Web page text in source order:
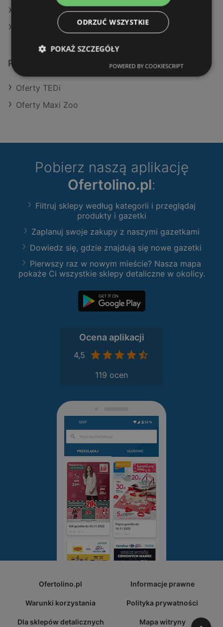
Aktualne gazetki TEDi
Sklepy Pepco w Międzyzdroje
Podobne sklepy detaliczne
Oferty TEDi
Oferty Maxi Zoo
Pobierz naszą aplikację
Ofertolino.pl:
Filtruj sklepy według kategorii i przeglądaj
produkty i gazetki
Zaplanuj swoje zakupy z naszymi gazetkami
Dowiedz się, gdzie znajdują się nowe gazetki
Pierwszy raz w nowym mieście? Nasza mapa
pokaże Ci wszystkie sklepy detaliczne w okolicy.
Ocena aplikacji
4,5
119 ocen
Ofertolino.pl Informacje prawne
Warunki korzystania Polityka prywatności
Dla sklepów detalicznych Mapa witryny
ODRZUĆ WSZYSTKIE
POKAŻ SZCZEGÓŁY
POWERED BY COOKIESCRIPT